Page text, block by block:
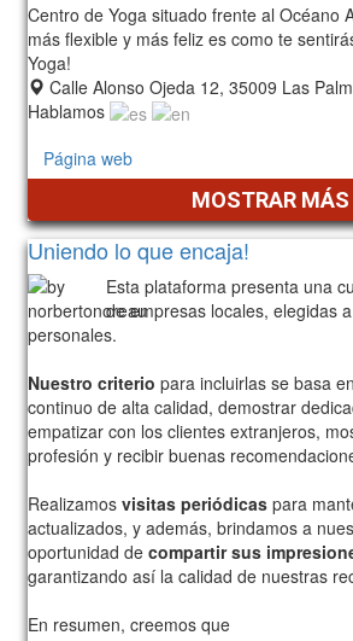
Centro de Yoga situado frente al Océano
más flexible y más feliz es como te
Yoga!
Calle Alonso Ojeda 12, 35009 Las
Hablamos
Página web
MOSTRAR MÁS
Uniendo lo que encaja!
Esta plataforma presenta una
de empresas locales, elegidas
personales.
Nuestro criterio para incluirlas se basa
continuo de alta calidad, demostrar
empatizar con los clientes extranjeros,
profesión y recibir buenas
Realizamos visitas periódicas para
actualizados, y además, brindamos a
oportunidad de compartir sus
garantizando así la calidad de nuestras
En resumen, creemos que